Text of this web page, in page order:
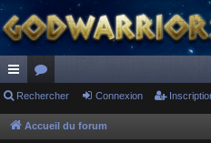
ac
co
or
u
Rechercher Connexion
Accueil du forum